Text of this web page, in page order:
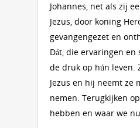
Johannes, net als zij
Jezus, door koning
gevangengezet en
Dát, die ervaringen
de druk op hún leven.
Jezus en hij neemt ze
nemen. Terugkijken
hebben en waar we